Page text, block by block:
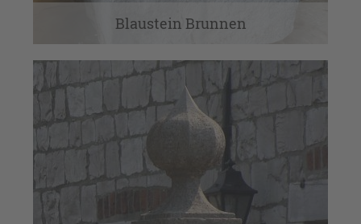
Blaustein Brunnen